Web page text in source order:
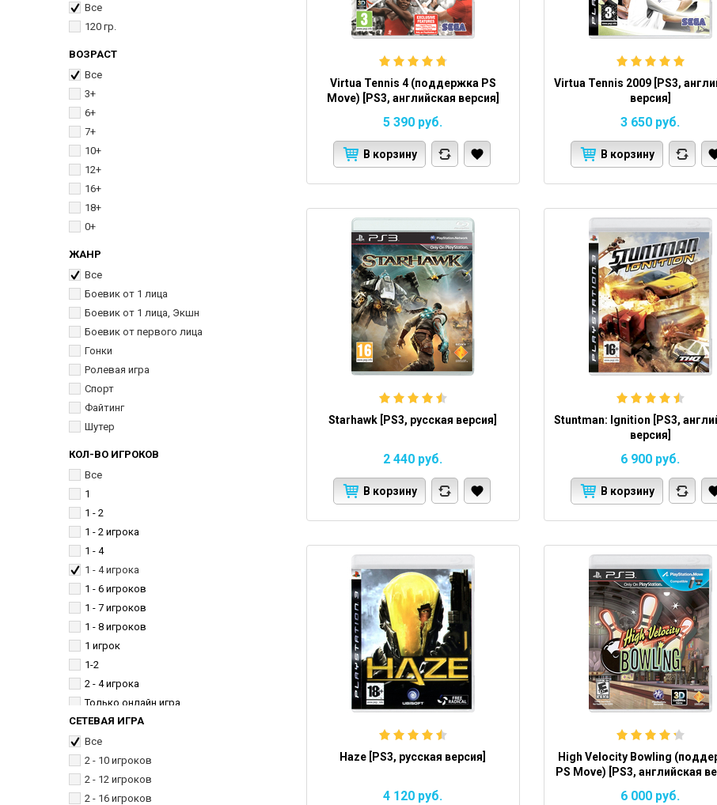
SCEE
Sony Interactive Entertainment
Все
120 гр.
ВОЗРАСТ
Все
3+
6+
7+
10+
12+
16+
18+
0+
ЖАНР
Все
Боевик от 1 лица
Боевик от 1 лица, Экшн
Боевик от первого лица
Гонки
Ролевая игра
Спорт
Файтинг
Шутер
КОЛ-ВО ИГРОКОВ
Все
1
1 - 2
1 - 2 игрока
1 - 4
1 - 4 игрока
1 - 6 игроков
1 - 7 игроков
1 - 8 игроков
1 игрок
1-2
2 - 4 игрока
Только онлайн игра
СЕТЕВАЯ ИГРА
Все
2 - 10 игроков
2 - 12 игроков
2 - 16 игроков
Virtua Tennis 4 (поддержка PS
Move) [PS3, английская версия]
5 390 руб.
В корзину
Virtua Tennis 2009 [PS3,
версия]
3 650 руб.
В корзину
Starhawk [PS3, русская версия]
2 440 руб.
В корзину
Stuntman: Ignition [PS3,
версия]
6 900 руб.
В корзину
Haze [PS3, русская версия]
4 120 руб.
High Velocity Bowling
PS Move) [PS3, английская
6 000 руб.